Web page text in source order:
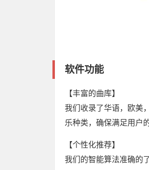
软件功能
【丰富的曲库】
我们收录了华语，欧美
乐种类，确保满足用户
【个性化推荐】
我们的智能算法准确的